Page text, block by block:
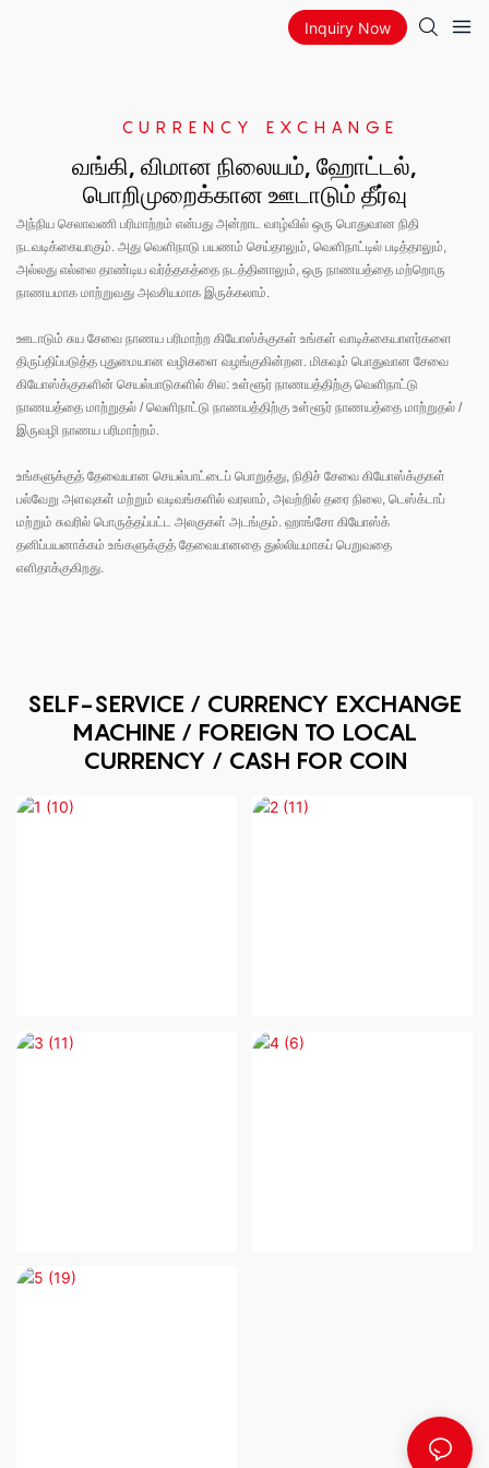
Inquiry Now
CURRENCY EXCHANGE
வங்கி, விமான நிலையம், ஹோட்டல்,
பொறிமுறைக்கான ஊடாடும் தீர்வு
அந்நிய செலாவணி பரிமாற்றம் என்பது அன்றாட வாழ்வில் ஒரு பொதுவான நிதி
நடவடிக்கையாகும். அது வெளிநாடு பயணம் செய்தாலும், வெளிநாட்டில் படித்தாலும்,
அல்லது எல்லை தாண்டிய வர்த்தகத்தை நடத்தினாலும், ஒரு நாணயத்தை மற்றொரு
நாணயமாக மாற்றுவது அவசியமாக இருக்கலாம்.
ஊடாடும் சுய சேவை நாணய பரிமாற்ற கியோஸ்க்குகள் உங்கள் வாடிக்கையாளர்களை
திருப்திப்படுத்த புதுமையான வழிகளை வழங்குகின்றன. மிகவும் பொதுவான சேவை
கியோஸ்க்குகளின் செயல்பாடுகளில் சில: உள்ளூர் நாணயத்திற்கு வெளிநாட்டு
நாணயத்தை மாற்றுதல் / வெளிநாட்டு நாணயத்திற்கு உள்ளூர் நாணயத்தை மாற்றுதல் /
இருவழி நாணய பரிமாற்றம்.
உங்களுக்குத் தேவையான செயல்பாட்டைப் பொறுத்து, நிதிச் சேவை கியோஸ்க்குகள்
பல்வேறு அளவுகள் மற்றும் வடிவங்களில் வரலாம், அவற்றில் தரை நிலை, டெஸ்க்டாப்
மற்றும் சுவரில் பொருத்தப்பட்ட அலகுகள் அடங்கும். ஹாங்சோ கியோஸ்க்
தனிப்பயனாக்கம் உங்களுக்குத் தேவையானதை துல்லியமாகப் பெறுவதை
எளிதாக்குகிறது.
SELF-SERVICE / CURRENCY EXCHANGE
MACHINE / FOREIGN TO LOCAL
CURRENCY / CASH FOR COIN